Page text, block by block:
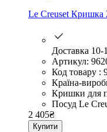
Le Creuset Кришка
Доставка 10-
Артикул:
Код товару :
Країна-
Кришки для
Посуд Le
2 405₴
Купити